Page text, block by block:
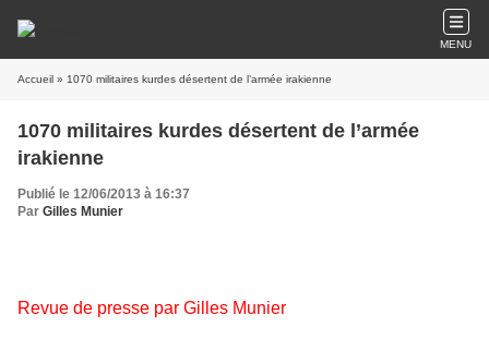
MENU
Accueil » 1070 militaires kurdes désertent de l’armée irakienne
1070 militaires kurdes désertent de l’armée
irakienne
Publié le 12/06/2013 à 16:37
Par Gilles Munier
Revue de presse par Gilles Munier